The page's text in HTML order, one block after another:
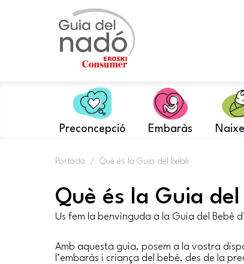
Preconcepció Embaràs
Portada / Què és la Guia del bebè
Què és la Guia del
Us fem la benvinguda a la Guia del Bebè
Amb aquesta guia, posem a la vostra
l’embaràs i criança del bebè, des de la